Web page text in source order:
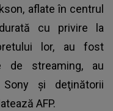
aflate în centrul
cu privire la
lor, au fost
de streaming, au
Sony şi deţinătorii
AFP.